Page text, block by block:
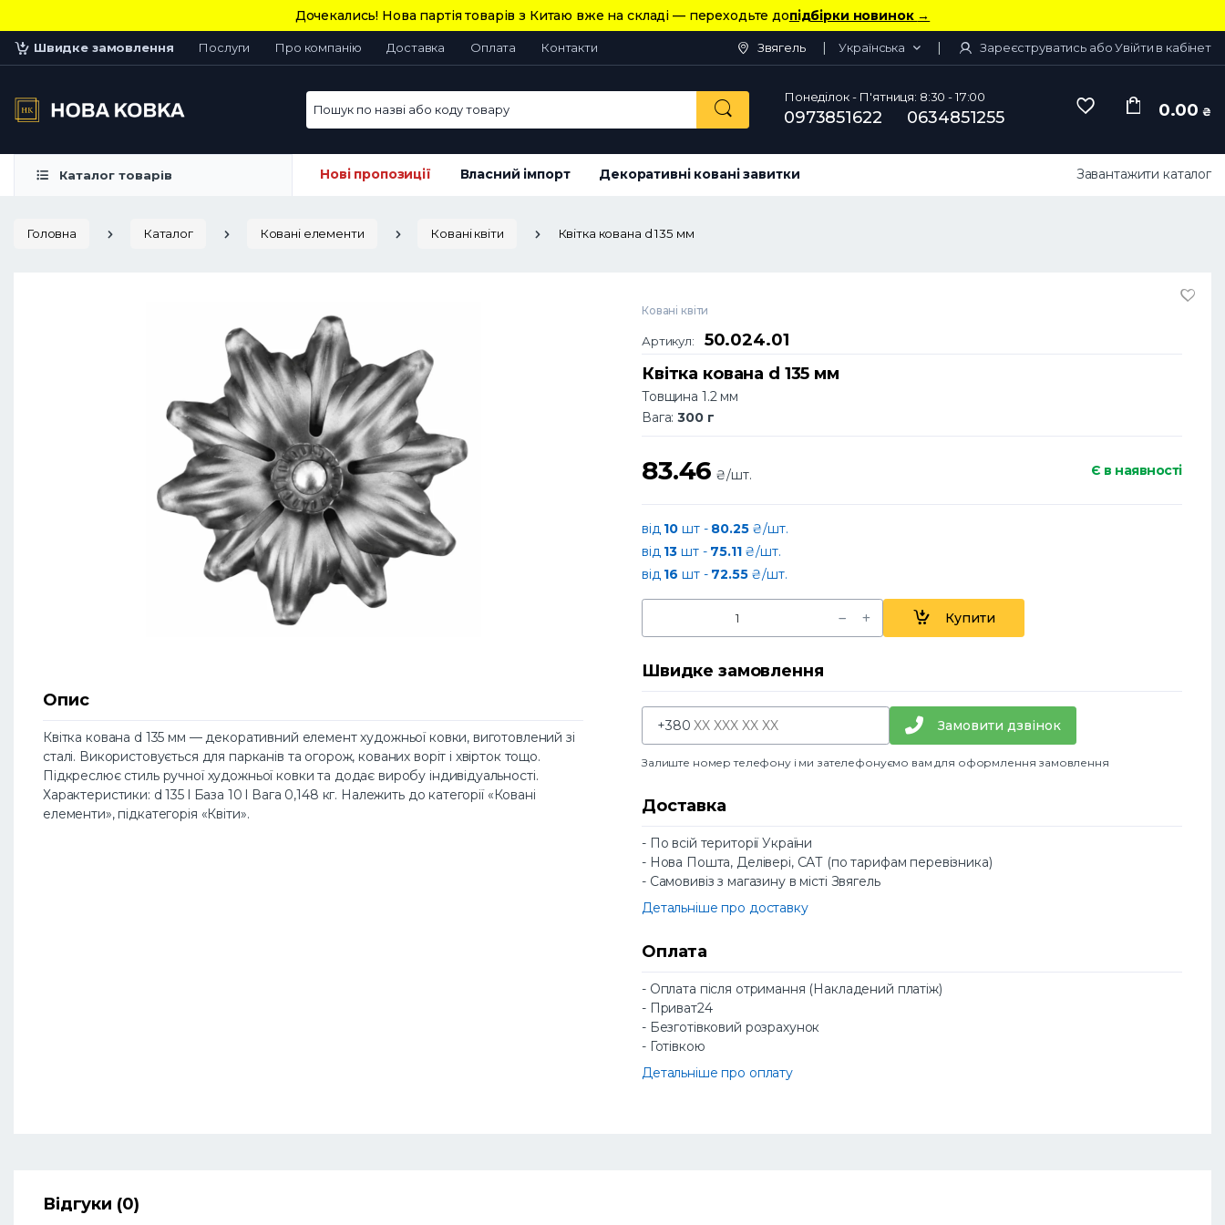
Дочекались! Нова партія товарів з Китаю вже на складі — переходьте допідбірки новинок →
Швидке замовлення Послуги Про компанію Доставка Оплата Контакти Звягель Українська Зареєструватись або Увійти в кабінет
Пошук по назві або коду товару Понеділок - П'ятниця: 8:30 - 17:00
0973851622 0634851255 0.00 ₴
Каталог товарів Нові пропозиції Власний імпорт Декоративні ковані завитки Завантажити каталог
Головна Каталог Ковані елементи Ковані квіти Квітка кована d 135 мм
Опис
Квітка кована d 135 мм — декоративний елемент художньої ковки, виготовлений зі
сталі. Використовується для парканів та огорож, кованих воріт і хвірток тощо.
Підкреслює стиль ручної художньої ковки та додає виробу індивідуальності.
Характеристики: d 135 l База 10 l Вага 0,148 кг. Належить до категорії «Ковані
елементи», підкатегорія «Квіти».
Ковані квіти
Артикул:
50.024.01
Квітка кована d 135 мм
Товщина 1.2 мм
Вага:300 г
83.46 ₴/шт. Є в наявності
від 10 шт - 80.25₴/шт.
від 13 шт - 75.11₴/шт.
від 16 шт - 72.55₴/шт.
Купити
Швидке замовлення
+380 Замовити дзвінок
Залиште номер телефону і ми зателефонуємо вам для оформлення замовлення
Доставка
- По всій території України
- Нова Пошта, Делівері, САТ (по тарифам перевізника)
- Самовивіз з магазину в місті Звягель
Детальніше про доставку
Оплата
- Оплата після отримання (Накладений платіж)
- Приват24
- Безготівковий розрахунок
- Готівкою
Детальніше про оплату
Відгуки (0)